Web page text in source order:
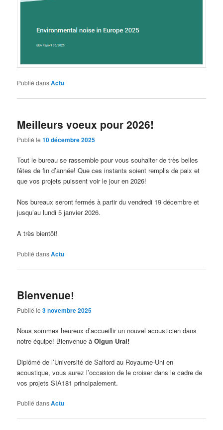
Publié dansActu
Meilleurs voeux pour 2026!
Publié le10 décembre 2025
Tout le bureau se rassemble pour vous souhaiter de très belles
fêtes de fin d’année! Que ces instants soient remplis de paix et
que vos projets puissent voir le jour en 2026!
Nos bureaux seront fermés à partir du vendredi 19 décembre et
jusqu’au lundi 5 janvier 2026.
A très bientôt!
Publié dansActu
Bienvenue!
Publié le3 novembre 2025
Nous sommes heureux d’accueillir un nouvel acousticien dans
notre équipe! Bienvenue àOlgun Ural!
Diplômé de l’Université de Salford au Royaume-Uni en
acoustique, vous aurez l’occasion de le croiser dans le cadre de
vos projets SIA181 principalement.
Publié dansActu